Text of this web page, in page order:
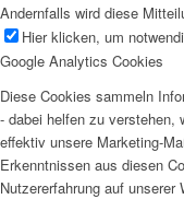
Andernfalls wird diese
Hier klicken, um
Google Analytics Cookies
Diese Cookies sammeln
- dabei helfen zu verstehen,
effektiv unsere Marketing-
Erkenntnissen aus diesen
Nutzererfahrung auf